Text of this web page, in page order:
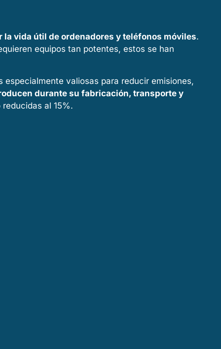
la vida útil de ordenadores y teléfonos móviles.
equipos tan potentes, estos se han
valiosas para reducir emisiones,
durante su fabricación, transporte y
al 15%.